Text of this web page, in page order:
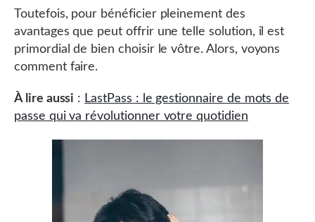
Toutefois, pour bénéficier pleinement des
avantages que peut offrir une telle solution, il est
primordial de bien choisir le vôtre. Alors, voyons
comment faire.
À lire aussi : LastPass : le gestionnaire de mots de
passe qui va révolutionner votre quotidien